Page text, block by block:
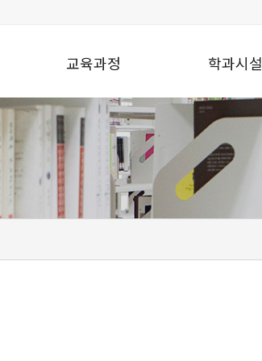
교육과정 학과시설